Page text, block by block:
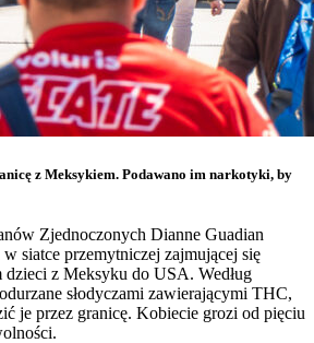
z Meksykiem. Podawano im narkotyki, by
Zjednoczonych Dianne Guadian
w siatce przemytniczej zajmującej się
dzieci z Meksyku do USA. Według
słodyczami zawierającymi THC,
je przez granicę. Kobiecie grozi od pięciu